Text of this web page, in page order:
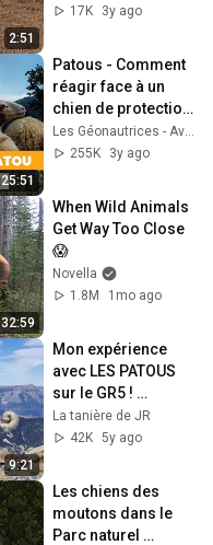
2:51
troupeau
17K
3y ago
25:51
Patous - Comment
réagir face à un
chien de protection
de troupeaux
Les Géonautrices - Aventure et Randonnée
255K
3y ago
32:59
When Wild Animals
Get Way Too Close
😱
Novella
1.8M
1mo ago
9:21
Mon expérience
avec LES PATOUS
sur le GR5 !
COMMENT réagir ?
La tanière de JR
42K 5y ago
Les chiens des
moutons dans le
Parc naturel